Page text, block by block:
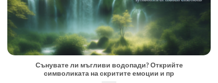
Сънувате ли мъгливи водопади? Открийте
символиката на скритите емоции и пр